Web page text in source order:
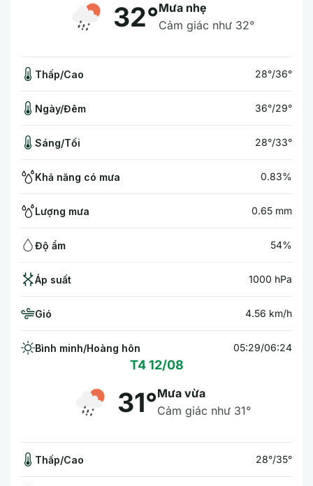
32°Mưa nhẹ
Cảm giác như 32°
Thấp/Cao 28°/36°
Ngày/Đêm 36°/29°
Sáng/Tối 28°/33°
Khả năng có mưa 0.83%
Lượng mưa 0.65 mm
Độ ẩm 54%
Áp suất 1000 hPa
Gió 4.56 km/h
Bình minh/Hoàng hôn 05:29/06:24
T4 12/08
31°Mưa vừa
Cảm giác như 31°
Thấp/Cao 28°/35°